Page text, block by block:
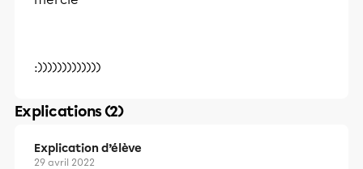
:)))))))))))))
Explications (2)
Explication d’élève
29 avril 2022